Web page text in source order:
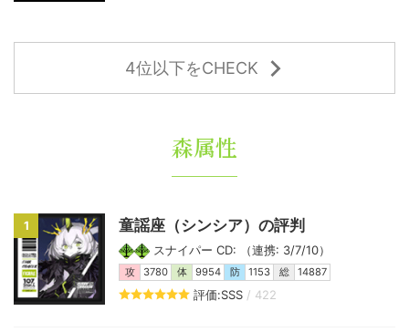
4位以下をCHECK
森属性
1 童謡座（シンシア）の評判
スナイパー CD: （連携: 3/7/10）
攻 3780 体 9954 防 1153 総 14887
評価:SSS / 422